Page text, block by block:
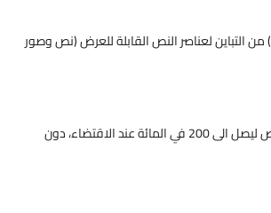
توفير الحد الأدنى (4.5:1) من التباين لعناصر النص القابلة للعرض (نص وصور
يجب توفير تكبير حجم النص ليصل الى 200 في المائة عند الاقتضاء، دون